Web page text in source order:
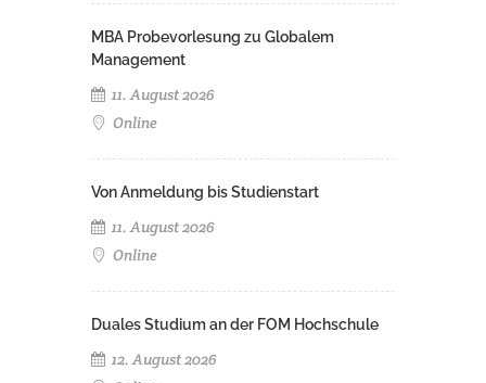
MBA Probevorlesung zu Globalem
Management
11. August 2026
Online
Von Anmeldung bis Studienstart
11. August 2026
Online
Duales Studium an der FOM Hochschule
12. August 2026